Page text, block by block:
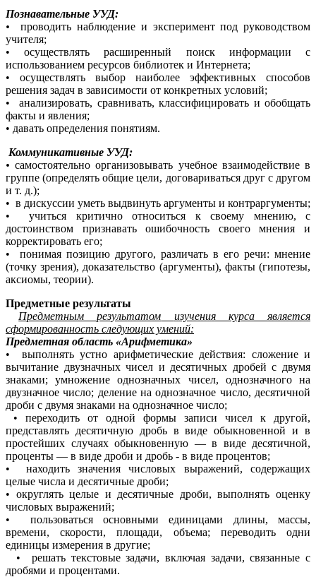
Познавательные УУД:
•проводить наблюдение и эксперимент под руководством
учителя;
• осуществлять расширенный поиск информации с
использованием ресурсов библиотек и Интернета;
• осуществлять выбор наиболее эффективных способов
решения задач в зависимости от конкретных условий;
• анализировать, сравнивать, классифицировать и обобщать
факты и явления;
• давать определения понятиям.
Коммуникативные УУД:
•самостоятельно организовывать учебное взаимодействие в
группе (определять общие цели, договариваться друг с другом
и т. д.);
• в дискуссии уметь выдвинуть аргументы и контраргументы;
• учиться критично относиться к своему мнению, с
достоинством признавать ошибочность своего мнения и
корректировать его;
• понимая позицию другого, различать в его речи: мнение
(точку зрения), доказательство (аргументы), факты (гипотезы,
аксиомы, теории).
Предметные результаты
Предметным результатом
изучения курса является
сформированность следующих умений:
Предметная область «Арифметика»
• выполнять устно арифметические действия: сложение и
вычитание двузначных чисел и десятичных дробей с двумя
знаками; умножение однозначных чисел, однозначного на
двузначное число; деление на однозначное число, десятичной
дроби с двумя знаками на однозначное число;
• переходить от одной формы записи чисел к другой,
представлять десятичную дробь в виде обыкновенной и в
простейших случаях обыкновенную — в виде десятичной,
проценты — в виде дроби и дробь - в виде процентов;
• находить значения числовых выражений, содержащих
целые числа и десятичные дроби;
• округлять целые и десятичные дроби, выполнять оценку
числовых выражений;
• пользоваться основными единицами длины, массы,
времени, скорости, площади, объема; переводить одни
единицы измерения в другие;
• решать текстовые задачи, включая задачи, связанные с
дробями и процентами.